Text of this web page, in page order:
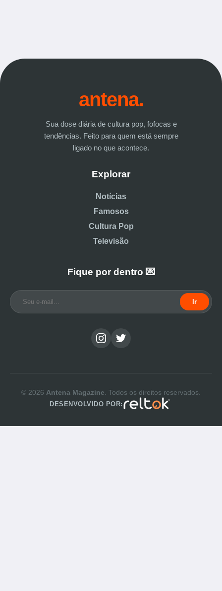
antena.
Sua dose diária de cultura pop, fofocas e
tendências. Feito para quem está sempre
ligado no que acontece.
Explorar
Notícias
Famosos
Cultura Pop
Televisão
Fique por dentro 💌
Ir
© 2026 Antena Magazine . Todos os direitos reservados.
DESENVOLVIDO POR: